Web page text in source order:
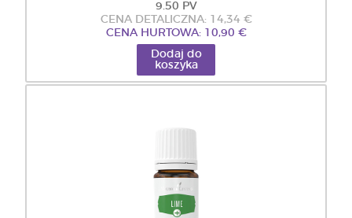
9.50 PV
CENA DETALICZNA: 14,34 €
CENA HURTOWA: 10,90 €
Dodaj do
koszyka